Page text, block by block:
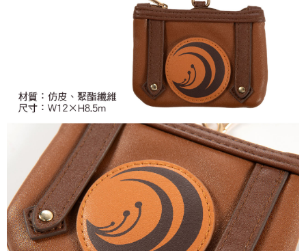
每筆NT$65，滿NT$1,300(含以上)免運費
每筆NT$65，滿NT$1,300(含以上)免運費
宅配-木棉花樂園專用
宅配-離島(澎湖/金門/馬祖)-木棉花樂園專用
每筆NT$220
黑貓宅配-貨到付款
每筆NT$150